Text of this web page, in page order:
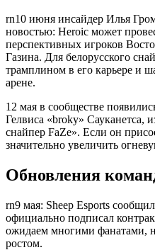
rn10 июня инсайдер Илья
новостью: Heroic может
перспективных игроков
Газина. Для белорусского
трамплином в его карьере и
арене.
12 мая в сообществе
Гелвиса «broky» Сауканетса,
снайпер FaZe». Если он
значительно увеличить
Обновления
rn9 мая: Sheep Esports
официально подписал
ожидаем многими фанатами,
ростом.